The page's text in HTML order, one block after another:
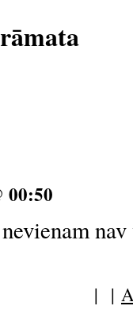
00:50
| |